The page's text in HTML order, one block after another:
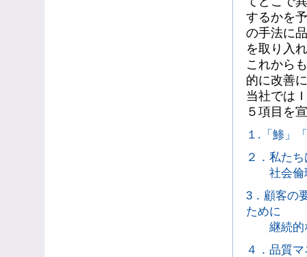
するかを
の手法に
を取り入
これから
的に改善
当社では
５項目を
１.「鯵」
２．私た
社会倫理
3．顧客の
ために
継続的
４．品質